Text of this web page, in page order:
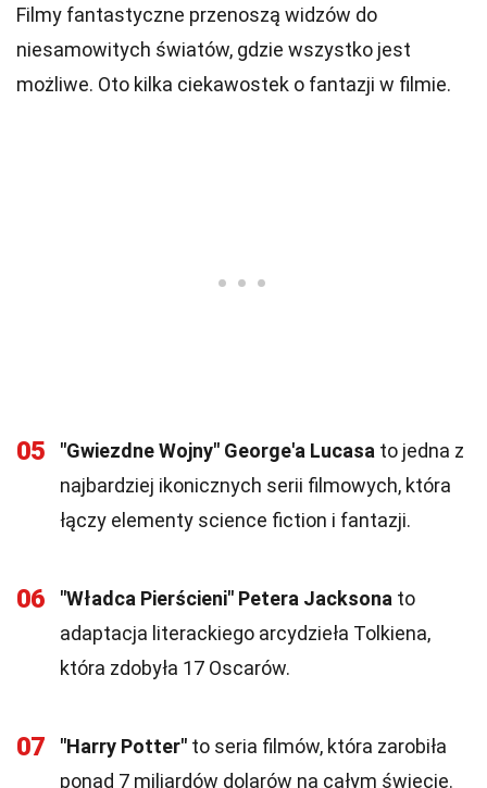
Filmy fantastyczne przenoszą widzów do
niesamowitych światów, gdzie wszystko jest
możliwe. Oto kilka ciekawostek o fantazji w filmie.
05 "Gwiezdne Wojny" George'a Lucasa to jedna z
najbardziej ikonicznych serii filmowych, która
łączy elementy science fiction i fantazji.
06 "Władca Pierścieni" Petera Jacksona to
adaptacja literackiego arcydzieła Tolkiena,
która zdobyła 17 Oscarów.
07 "Harry Potter" to seria filmów, która zarobiła
ponad 7 miliardów dolarów na całym świecie.